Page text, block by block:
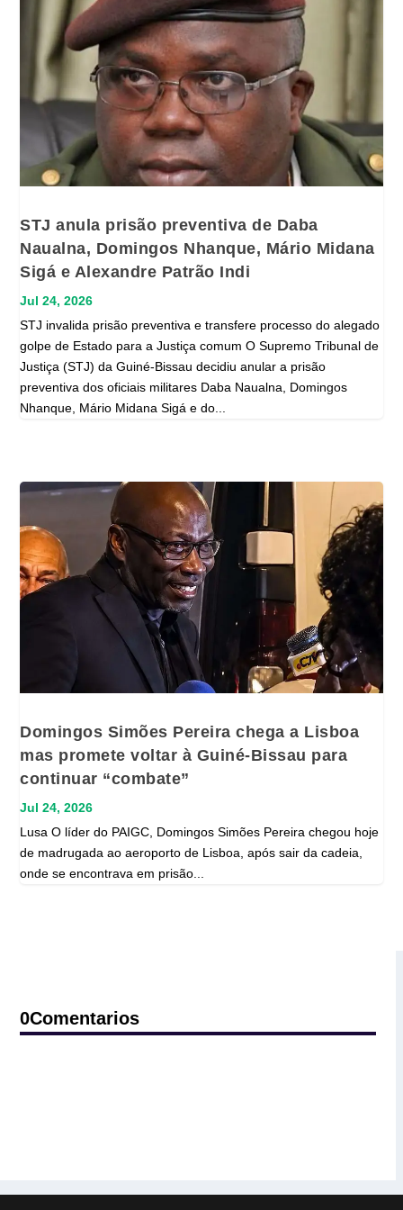
STJ anula prisão preventiva de Daba
Naualna, Domingos Nhanque, Mário Midana
Sigá e Alexandre Patrão Indi
Jul 24, 2026
STJ invalida prisão preventiva e transfere processo do alegado
golpe de Estado para a Justiça comum O Supremo Tribunal de
Justiça (STJ) da Guiné-Bissau decidiu anular a prisão
preventiva dos oficiais militares Daba Naualna, Domingos
Nhanque, Mário Midana Sigá e do...
Domingos Simões Pereira chega a Lisboa
mas promete voltar à Guiné-Bissau para
continuar “combate”
Jul 24, 2026
Lusa O líder do PAIGC, Domingos Simões Pereira chegou hoje
de madrugada ao aeroporto de Lisboa, após sair da cadeia,
onde se encontrava em prisão...
0Comentarios